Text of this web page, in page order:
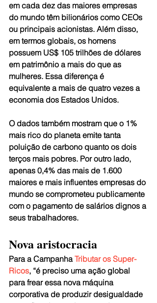
em cada dez das maiores empresas
do mundo têm bilionários como CEOs
ou principais acionistas. Além disso,
em termos globais, os homens
possuem US$ 105 trilhões de dólares
em patrimônio a mais do que as
mulheres. Essa diferença é
equivalente a mais de quatro vezes a
economia dos Estados Unidos.
O dados também mostram que o 1%
mais rico do planeta emite tanta
poluição de carbono quanto os dois
terços mais pobres. Por outro lado,
apenas 0,4% das mais de 1.600
maiores e mais influentes empresas do
mundo se comprometeu publicamente
com o pagamento de salários dignos a
seus trabalhadores.
Nova aristocracia
Para a Campanha Tributar os Super-
Ricos, “é preciso uma ação global
para frear essa nova máquina
corporativa de produzir desigualdade